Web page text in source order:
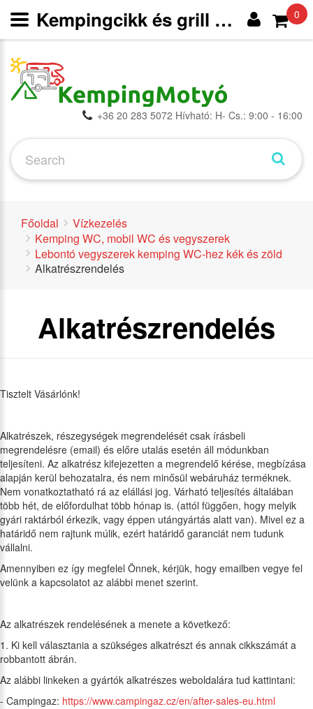
+36 20 283 5072 Hívható: H- Cs.: 9:00 - 16:00
0
Főoldal
Vízkezelés
Kemping WC, mobil WC és vegyszerek
Lebontó vegyszerek kemping WC-hez kék és zöld
Alkatrészrendelés
Alkatrészrendelés
Tisztelt Vásárlónk!
Alkatrészek, részegységek megrendelését csak írásbeli
megrendelésre (email) és előre utalás esetén áll módunkban
teljesíteni. Az alkatrész kifejezetten a megrendelő kérése, megbízása
alapján kerül behozatalra, és nem minősül webáruház terméknek.
Nem vonatkoztatható rá az elállási jog. Várható teljesítés általában
több hét, de előfordulhat több hónap is. (attól függően, hogy melyik
gyári raktárból érkezik, vagy éppen utángyártás alatt van). Mivel ez a
határidő nem rajtunk múlik, ezért határidő garanciát nem tudunk
vállalni.
Amennyiben ez így megfelel Önnek, kérjük, hogy emailben vegye fel
velünk a kapcsolatot az alábbi menet szerint.
Az alkatrészek rendelésének a menete a következő:
1. Ki kell választania a szükséges alkatrészt és annak cikkszámát a
robbantott ábrán.
Az alábbi linkeken a gyártók alkatrészes weboldalára tud kattintani:
- Campingaz: https://www.campingaz.cz/en/after-sales-eu.html
Kempingcikk és grill webáruház